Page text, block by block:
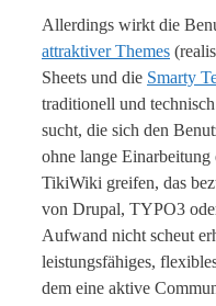
Allerdings wirkt die
attraktiver Themes
Sheets und die Smarty
traditionell und
sucht, die sich den
ohne lange Einarbeitung
TikiWiki greifen, das
von Drupal, TYPO3
Aufwand nicht scheut
leistungsfähiges,
dem eine aktive